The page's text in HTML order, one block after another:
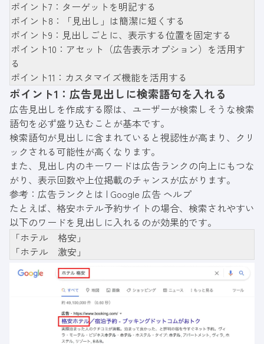
ポイント7：ターゲットを明記する
ポイント8：「見出し」は簡潔に短くする
ポイント9：見出しごとに、表示する位置を固定する
ポイント10：アセット（広告表示オプション）を活用す
る
ポイント11：カスタマイズ機能を活用する
ポイント1：広告見出しに検索語句を入れる
広告見出しを作成する際は、ユーザーが検索しそうな検索
語句を必ず盛り込むことが基本です。
検索語句が見出しに含まれていると視認性が高まり、クリ
ックされる可能性が高くなります。
また、見出し内のキーワードは広告ランクの向上にもつな
がり、表示回数や上位掲載のチャンスが広がります。
参考： 広告ランクとは | Google 広告 ヘルプ
たとえば、格安ホテル予約サイトの場合、検索されやすい
以下のワードを見出しに入れるのが効果的です。
「ホテル 格安」
「ホテル 激安」